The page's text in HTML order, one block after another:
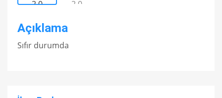
Açıklama
Sıfır durumda